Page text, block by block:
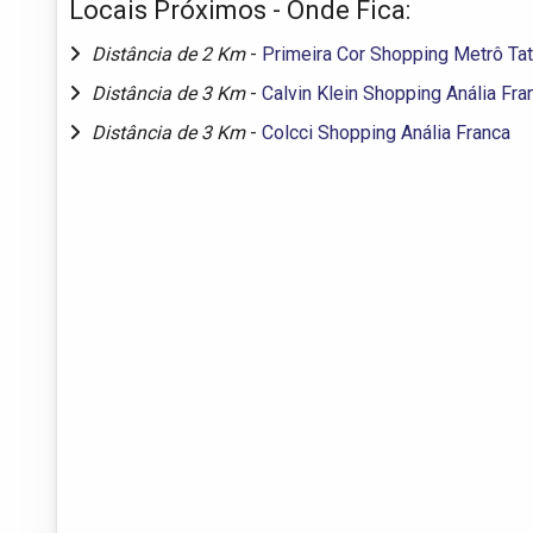
Locais Próximos - Onde Fica:
Distância de 2 Km - Primeira Cor Shopping Metrô
Distância de 3 Km - Calvin Klein Shopping Anália
Distância de 3 Km - Colcci Shopping Anália Franca